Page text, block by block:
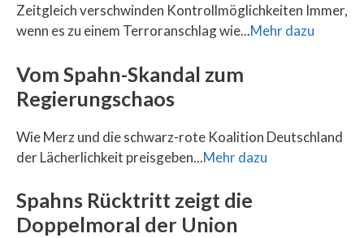
Zeitgleich verschwinden Kontrollmöglichkeiten Immer,
wenn es zu einem Terroranschlag wie...Mehr dazu
Vom Spahn-Skandal zum
Regierungschaos
Wie Merz und die schwarz-rote Koalition Deutschland
der Lächerlichkeit preisgeben...Mehr dazu
Spahns Rücktritt zeigt die
Doppelmoral der Union